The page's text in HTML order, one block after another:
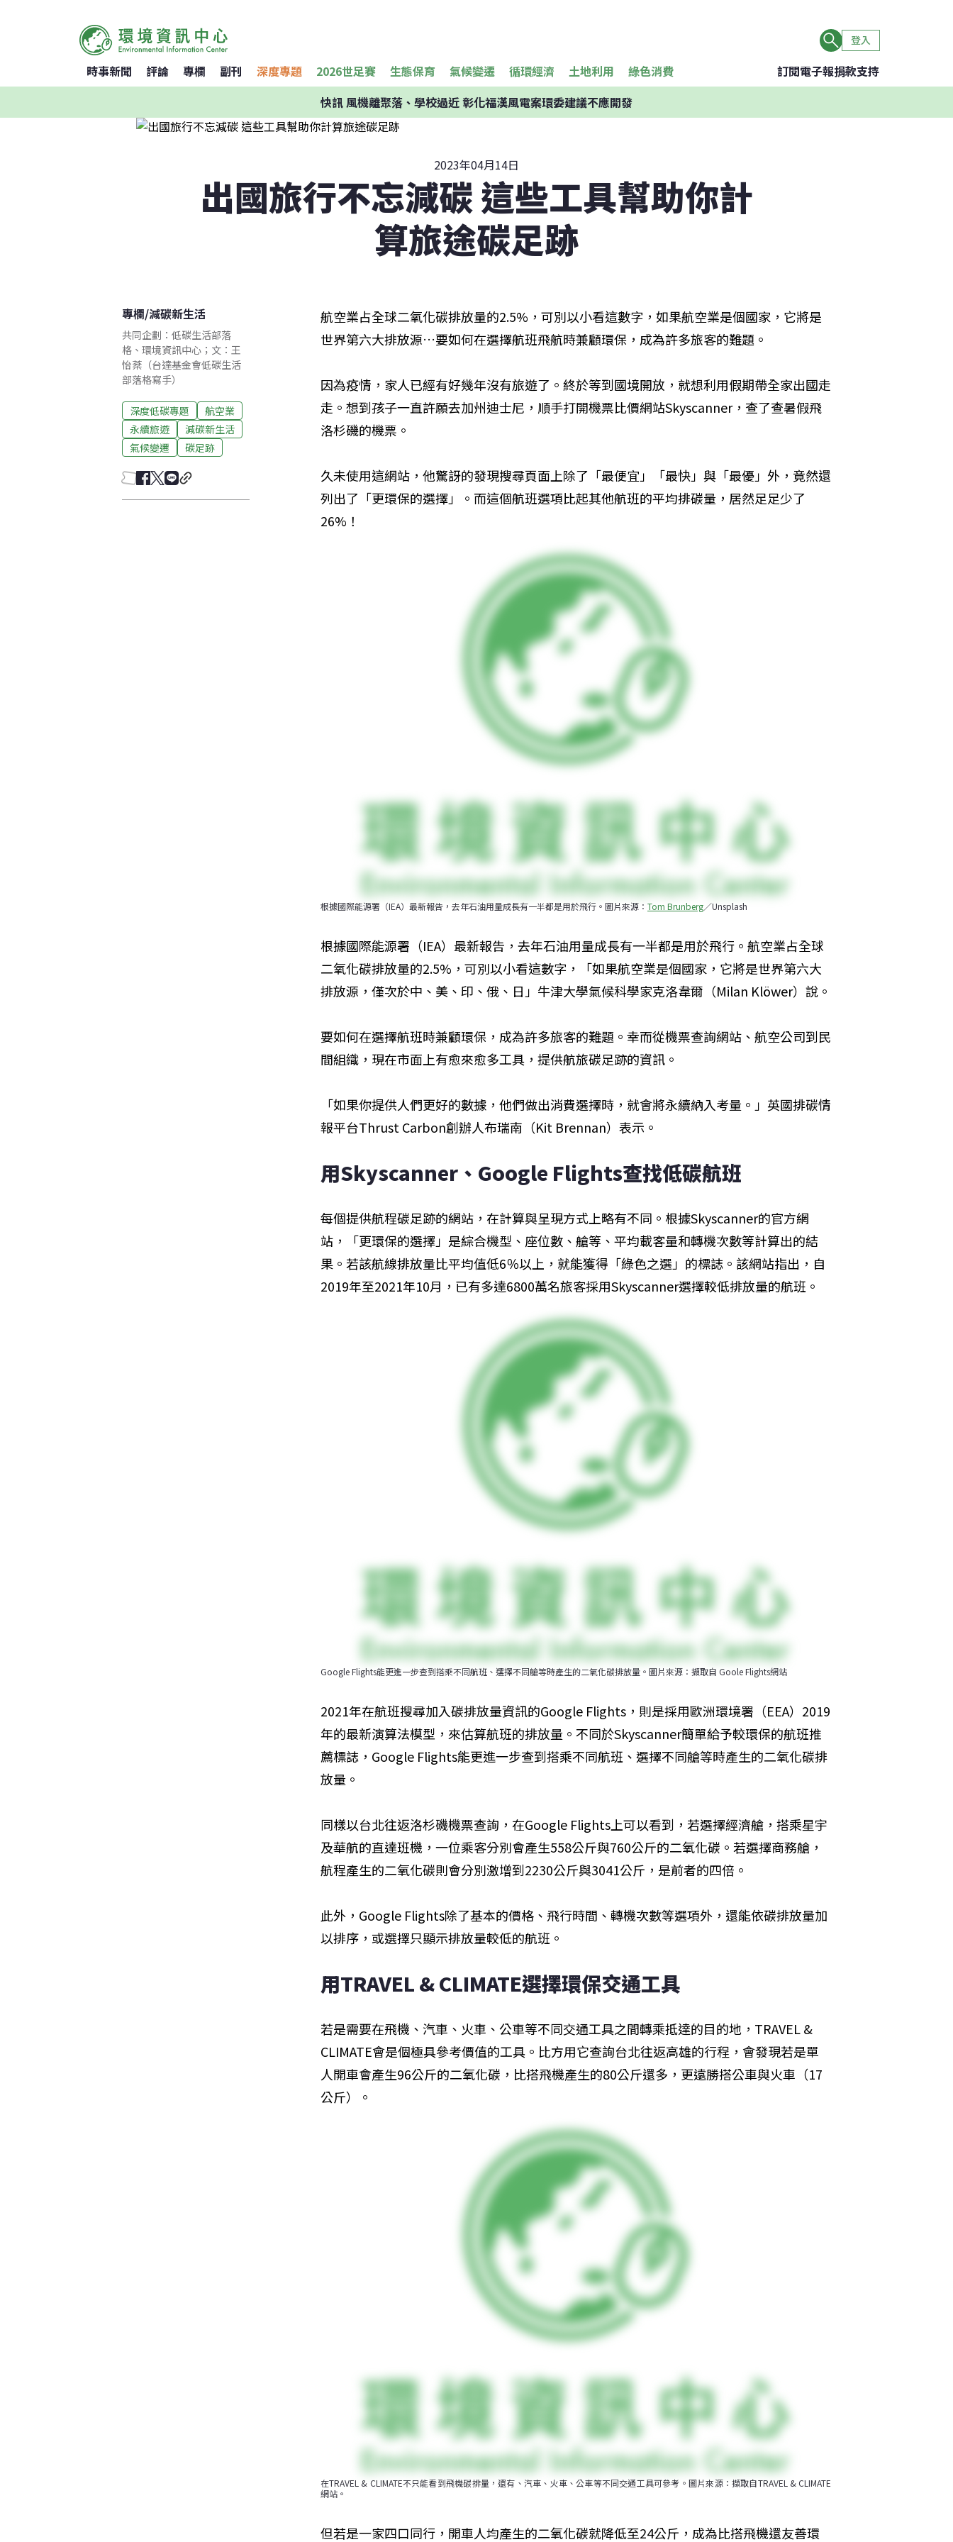
登入
時事新聞 評論 專欄 副刊 深度專題 2026世足賽 生態保育 氣候變遷 循環經濟 土地利用 綠色消費 訂閱電子報捐款支持
快訊風機離聚落、學校過近 彰化福漢風電案環委建議不應開發
2023年04月14日
出國旅行不忘減碳 這些工具幫助你計
算旅途碳足跡
專欄/減碳新生活
共同企劃：低碳生活部落
格、環境資訊中心；文：王
怡棻（台達基金會低碳生活
部落格寫手）
深度低碳專題
航空業
永續旅遊
減碳新生活
氣候變遷
碳足跡
航空業占全球二氧化碳排放量的2.5%，可別以小看這數字，如果航空業是個國家，它將是
世界第六大排放源…要如何在選擇航班飛航時兼顧環保，成為許多旅客的難題。
因為疫情，家人已經有好幾年沒有旅遊了。終於等到國境開放，就想利用假期帶全家出國走
走。想到孩子一直許願去加州迪士尼，順手打開機票比價網站Skyscanner，查了查暑假飛
洛杉磯的機票。
久未使用這網站，他驚訝的發現搜尋頁面上除了「最便宜」「最快」與「最優」外，竟然還
列出了「更環保的選擇」。而這個航班選項比起其他航班的平均排碳量，居然足足少了
26%！
根據國際能源署（IEA）最新報告，去年石油用量成長有一半都是用於飛行。圖片來源： Tom Brunberg／Unsplash
根據國際能源署（IEA）最新報告，去年石油用量成長有一半都是用於飛行。航空業占全球
二氧化碳排放量的2.5%，可別以小看這數字，「如果航空業是個國家，它將是世界第六大
排放源，僅次於中、美、印、俄、日」牛津大學氣候科學家克洛韋爾（Milan Klöwer）說。
要如何在選擇航班時兼顧環保，成為許多旅客的難題。幸而從機票查詢網站、航空公司到民
間組織，現在市面上有愈來愈多工具，提供航旅碳足跡的資訊。
「如果你提供人們更好的數據，他們做出消費選擇時，就會將永續納入考量。」英國排碳情
報平台Thrust Carbon創辦人布瑞南（Kit Brennan）表示。
用Skyscanner、Google Flights查找低碳航班
每個提供航程碳足跡的網站，在計算與呈現方式上略有不同。根據Skyscanner的官方網
站，「更環保的選擇」是綜合機型、座位數、艙等、平均載客量和轉機次數等計算出的結
果。若該航線排放量比平均值低6％以上，就能獲得「綠色之選」的標誌。該網站指出，自
2019年至2021年10月，已有多達6800萬名旅客採用Skyscanner選擇較低排放量的航班。
Google Flights能更進一步查到搭乘不同航班、選擇不同艙等時產生的二氧化碳排放量。圖片來源：擷取自 Goole Flights網站
2021年在航班搜尋加入碳排放量資訊的Google Flights，則是採用歐洲環境署（EEA）2019
年的最新演算法模型，來估算航班的排放量。不同於Skyscanner簡單給予較環保的航班推
薦標誌，Google Flights能更進一步查到搭乘不同航班、選擇不同艙等時產生的二氧化碳排
放量。
同樣以台北往返洛杉磯機票查詢，在Google Flights上可以看到，若選擇經濟艙，搭乘星宇
及華航的直達班機，一位乘客分別會產生558公斤與760公斤的二氧化碳。若選擇商務艙，
航程產生的二氧化碳則會分別激增到2230公斤與3041公斤，是前者的四倍。
此外，Google Flights除了基本的價格、飛行時間、轉機次數等選項外，還能依碳排放量加
以排序，或選擇只顯示排放量較低的航班。
用TRAVEL & CLIMATE選擇環保交通工具
若是需要在飛機、汽車、火車、公車等不同交通工具之間轉乘抵達的目的地，TRAVEL &
CLIMATE會是個極具參考價值的工具。比方用它查詢台北往返高雄的行程，會發現若是單
人開車會產生96公斤的二氧化碳，比搭飛機產生的80公斤還多，更遠勝搭公車與火車（17
公斤）。
在TRAVEL & CLIMATE不只能看到飛機碳排量，還有、汽車、火車、公車等不同交通工具可參考。圖片來源：擷取自TRAVEL & CLIMATE
網站。
但若是一家四口同行，開車人均產生的二氧化碳就降低至24公斤，成為比搭飛機還友善環